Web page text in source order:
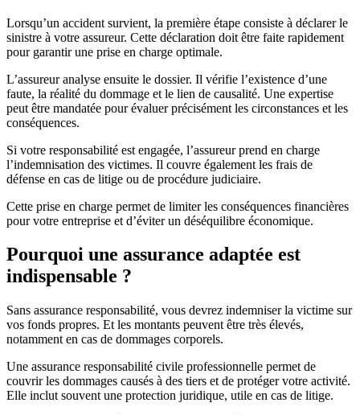
Lorsqu’un accident survient, la première étape consiste à déclarer le
sinistre à votre assureur. Cette déclaration doit être faite rapidement
pour garantir une prise en charge optimale.
L’assureur analyse ensuite le dossier. Il vérifie l’existence d’une
faute, la réalité du dommage et le lien de causalité. Une expertise
peut être mandatée pour évaluer précisément les circonstances et les
conséquences.
Si votre responsabilité est engagée, l’assureur prend en charge
l’indemnisation des victimes. Il couvre également les frais de
défense en cas de litige ou de procédure judiciaire.
Cette prise en charge permet de limiter les conséquences financières
pour votre entreprise et d’éviter un déséquilibre économique.
Pourquoi une assurance adaptée est
indispensable ?
Sans assurance responsabilité, vous devrez indemniser la victime sur
vos fonds propres. Et les montants peuvent être très élevés,
notamment en cas de dommages corporels.
Une assurance responsabilité civile professionnelle permet de
couvrir les dommages causés à des tiers et de protéger votre activité.
Elle inclut souvent une protection juridique, utile en cas de litige.